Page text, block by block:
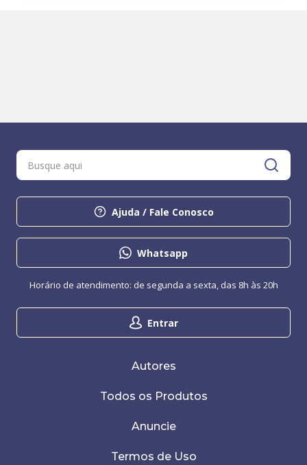
Ajuda / Fale Conosco
Whatsapp
Entrar
Horário de atendimento: de segunda a sexta, das 8h às 20h
Autores
Todos os Produtos
Anuncie
Termos de Uso